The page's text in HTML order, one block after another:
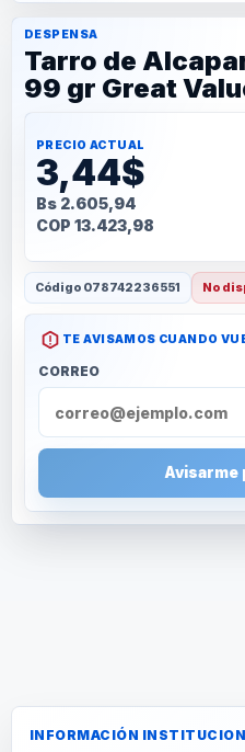
DESPENSA
Tarro de
99 gr Great
PRECIO ACTUAL
3,44$
Bs 2.605,94
COP 13.423,98
Código 078742236551 No
TE AVISAMOS CUANDO
CORREO
Avisarme
INFORMACIÓN